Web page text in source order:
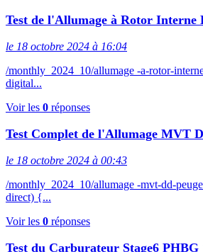
Test de l'Allumage à Rotor
le 18 octobre 2024 à 16:04
/monthly_2024_10/allumage -a-rotor-
digital...
Voir les 0 réponses
Test Complet de l'Allumage MVT
le 18 octobre 2024 à 00:43
/monthly_2024_10/allumage -mvt-dd-
direct) {...
Voir les 0 réponses
Test du Carburateur Stage6